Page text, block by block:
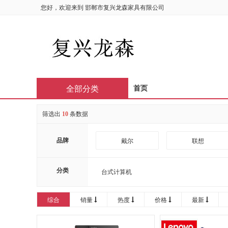
您好，欢迎来到 邯郸市复兴龙森家具有限公司
首页
全部分类
筛选出 10 条数据
品牌 戴尔 联想
分类 台式计算机
综合 销量 热度 价格 最新